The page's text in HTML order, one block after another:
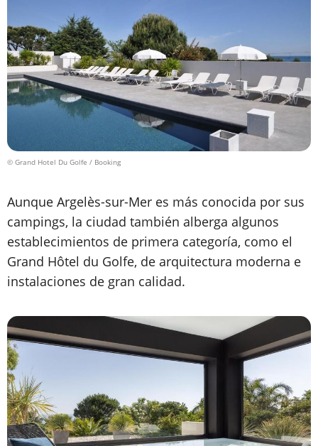
© Grand Hotel Du Golfe / Booking
Aunque Argelès-sur-Mer es más conocida por sus
campings, la ciudad también alberga algunos
establecimientos de primera categoría, como el
Grand Hôtel du Golfe, de arquitectura moderna e
instalaciones de gran calidad.